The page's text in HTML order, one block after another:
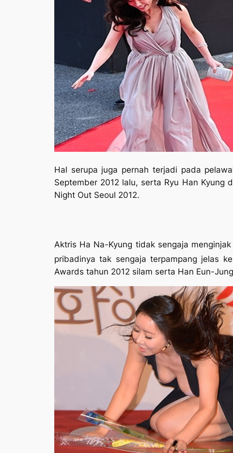
Hal serupa juga pernah terjadi pada
September 2012 lalu, serta Ryu Han Kyung
Night Out Seoul 2012.
Aktris Ha Na-Kyung tidak sengaja
pribadinya tak sengaja terpampang jelas
Awards tahun 2012 silam serta Han Eun-